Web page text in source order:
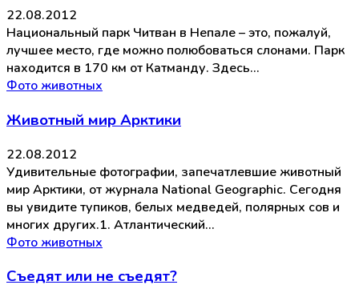
22.08.2012
Национальный парк Читван в Непале – это, пожалуй,
лучшее место, где можно полюбоваться слонами. Парк
находится в 170 км от Катманду. Здесь…
Фото животных
Животный мир Арктики
22.08.2012
Удивительные фотографии, запечатлевшие животный
мир Арктики, от журнала National Geographic. Сегодня
вы увидите тупиков, белых медведей, полярных сов и
многих других.1. Атлантический…
Фото животных
Съедят или не съедят?